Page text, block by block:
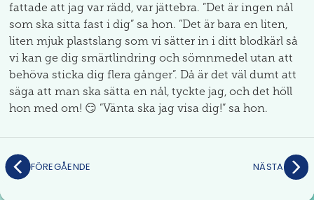
fattade att jag var rädd, var jättebra. ”Det är ingen nål
som ska sitta fast i dig” sa hon. ”Det är bara en liten,
liten mjuk plastslang som vi sätter in i ditt blodkärl så
vi kan ge dig smärtlindring och sömnmedel utan att
behöva sticka dig flera gånger”. Då är det väl dumt att
säga att man ska sätta en nål, tyckte jag, och det höll
hon med om! 😏 ”Vänta ska jag visa dig!” sa hon.
FÖREGÅENDE NÄSTA